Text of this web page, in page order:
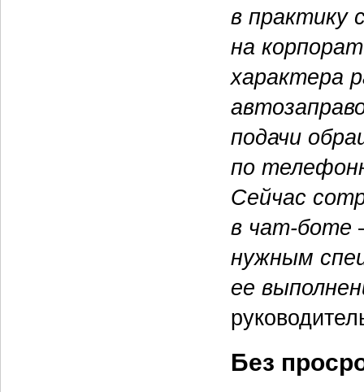
в практику
на
характера
подачи
по
Сейчас
в чат-боте
нужным
ее
Без